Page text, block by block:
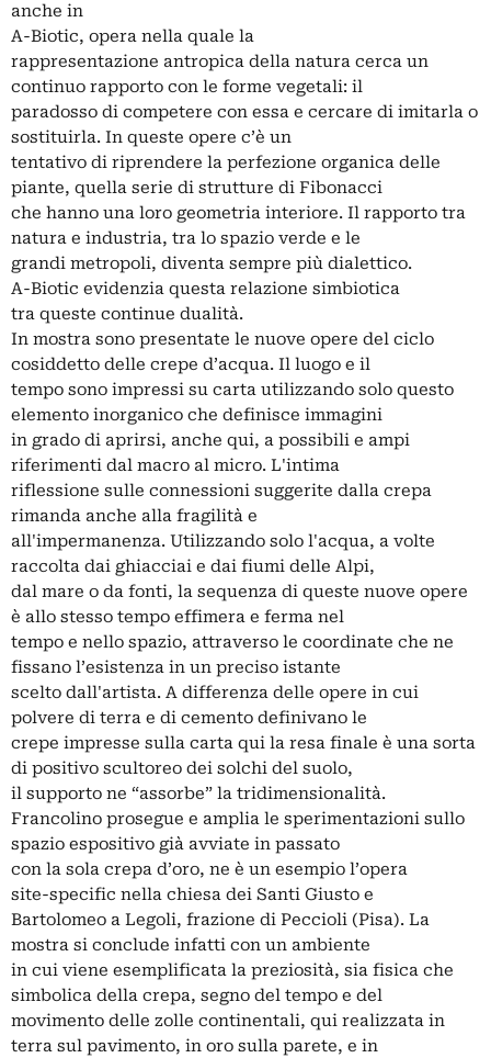
anche in
A-Biotic, opera nella quale la
rappresentazione antropica della natura cerca un
continuo rapporto con le forme vegetali: il
paradosso di competere con essa e cercare di imitarla o
sostituirla. In queste opere c’è un
tentativo di riprendere la perfezione organica delle
piante, quella serie di strutture di Fibonacci
che hanno una loro geometria interiore. Il rapporto tra
natura e industria, tra lo spazio verde e le
grandi metropoli, diventa sempre più dialettico.
A-Biotic evidenzia questa relazione simbiotica
tra queste continue dualità.
In mostra sono presentate le nuove opere del ciclo
cosiddetto delle crepe d’acqua. Il luogo e il
tempo sono impressi su carta utilizzando solo questo
elemento inorganico che definisce immagini
in grado di aprirsi, anche qui, a possibili e ampi
riferimenti dal macro al micro. L'intima
riflessione sulle connessioni suggerite dalla crepa
rimanda anche alla fragilità e
all'impermanenza. Utilizzando solo l'acqua, a volte
raccolta dai ghiacciai e dai fiumi delle Alpi,
dal mare o da fonti, la sequenza di queste nuove opere
è allo stesso tempo effimera e ferma nel
tempo e nello spazio, attraverso le coordinate che ne
fissano l’esistenza in un preciso istante
scelto dall'artista. A differenza delle opere in cui
polvere di terra e di cemento definivano le
crepe impresse sulla carta qui la resa finale è una sorta
di positivo scultoreo dei solchi del suolo,
il supporto ne “assorbe” la tridimensionalità.
Francolino prosegue e amplia le sperimentazioni sullo
spazio espositivo già avviate in passato
con la sola crepa d’oro, ne è un esempio l’opera
site-specific nella chiesa dei Santi Giusto e
Bartolomeo a Legoli, frazione di Peccioli (Pisa). La
mostra si conclude infatti con un ambiente
in cui viene esemplificata la preziosità, sia fisica che
simbolica della crepa, segno del tempo e del
movimento delle zolle continentali, qui realizzata in
terra sul pavimento, in oro sulla parete, e in